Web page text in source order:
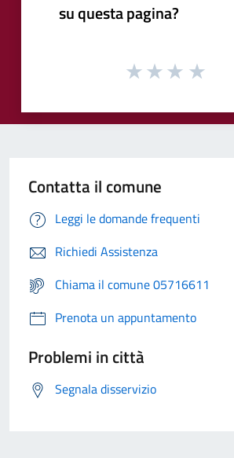
su questa pagina?
Contatta il comune
Leggi le domande frequenti
Richiedi Assistenza
Chiama il comune 05716611
Prenota un appuntamento
Problemi in città
Segnala disservizio